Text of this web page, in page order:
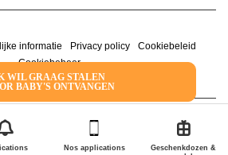
Geschenkdozen &
Nos applications
WIL GRAAG STALEN
BABY'S ONTVANGEN
informatie Privacy policy
Cookiebeleid
Cookiebeheer
Family Service - De Roze Doos